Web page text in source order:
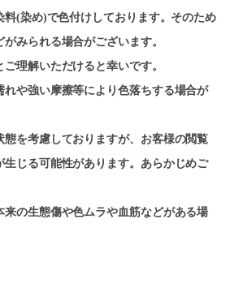
料(染め)で色付けしております。そのため
みられる場合がございます。
理解いただけると幸いです。
れや強い摩擦等により色落ちする場合が
態を考慮しておりますが、お客様の閲覧
生じる可能性があります。あらかじめご
来の生態傷や色ムラや血筋などがある場